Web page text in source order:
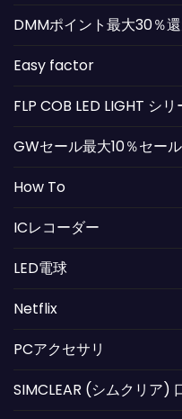
DMMポイント最大30％還
Easy factor
FLP COB LED LIGHT シリ
GWセール最大10％セー
How To
ICレコーダー
LED電球
Netflix
PCアクセサリ
SIMCLEAR (シムクリア)